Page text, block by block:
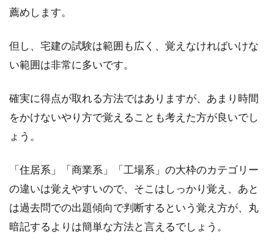
薦めします。
但し、宅建の試験は範囲も広く、覚えなければいけな
い範囲は非常に多いです。
確実に得点が取れる方法ではありますが、あまり時間
をかけないやり方で覚えることも考えた方が良いでし
ょう。
「住居系」「商業系」「工場系」の大枠のカテゴリー
の違いは覚えやすいので、そこはしっかり覚え、あと
は過去問での出題傾向で判断するという覚え方が、丸
暗記するよりは簡単な方法と言えるでしょう。